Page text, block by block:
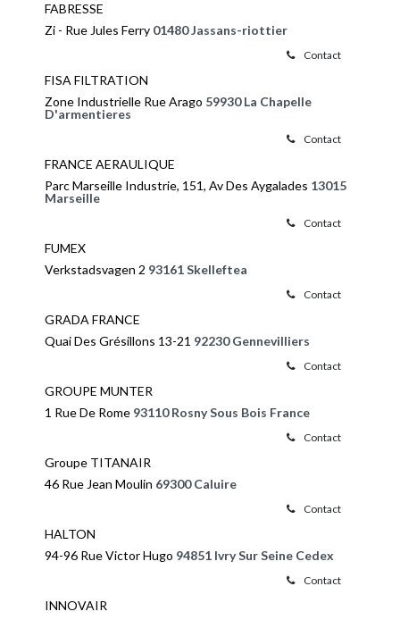
FABRESSE
Zi - Rue Jules Ferry 01480 Jassans-riottier
Contact
FISA FILTRATION
Zone Industrielle Rue Arago 59930 La Chapelle
D'armentieres
Contact
FRANCE AERAULIQUE
Parc Marseille Industrie, 151, Av Des Aygalades 13015
Marseille
Contact
FUMEX
Verkstadsvagen 2 93161 Skelleftea
Contact
GRADA FRANCE
Quai Des Grésillons 13-21 92230 Gennevilliers
Contact
GROUPE MUNTER
1 Rue De Rome 93110 Rosny Sous Bois France
Contact
Groupe TITANAIR
46 Rue Jean Moulin 69300 Caluire
Contact
HALTON
94-96 Rue Victor Hugo 94851 Ivry Sur Seine Cedex
Contact
INNOVAIR